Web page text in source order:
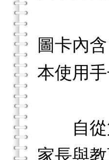
圖卡內
本使用
自從
家長與